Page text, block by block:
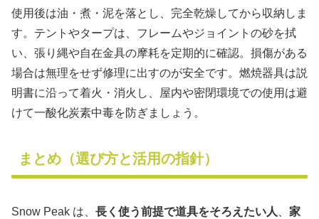
使用後は油・煮・泥を落とし、完全乾燥してから収納しま
す。テントやタープは、フレームやジョイントの砂を拭
い、張り縄や自在金具の摩耗を定期的に確認。損傷がある
場合は無理をせず修理に出すのが安全です。燃焼器具は説
明書に沿って着火・消火し、屋内や密閉環境での使用は避
けて一酸化炭素中毒を防ぎましょう。
まとめ（選び方と活用の指針）
Snow Peak は、 長く使う前提で道具をそろえたい人
家